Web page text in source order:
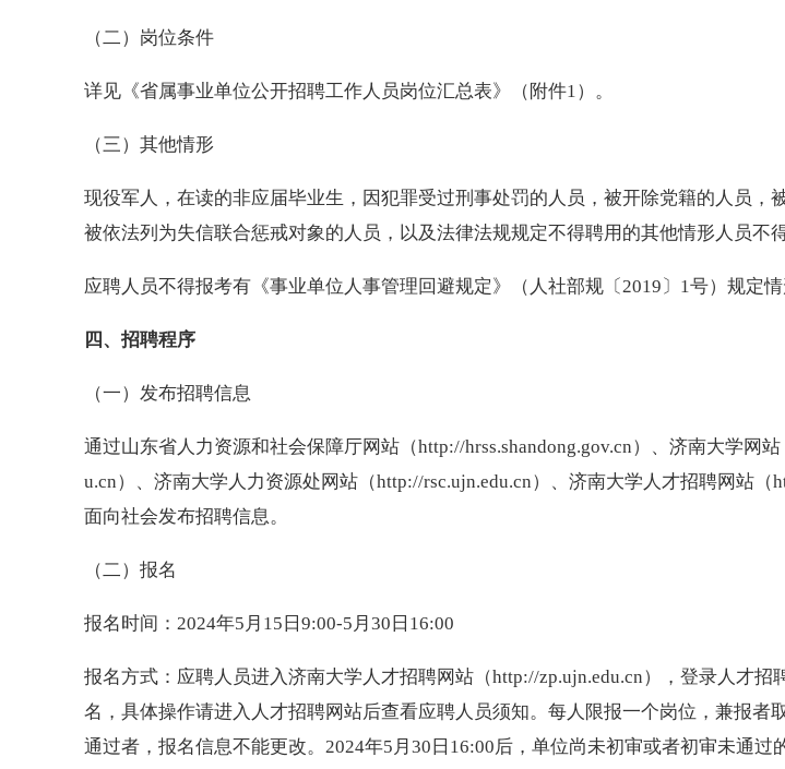
（二）岗位条件
详见《省属事业单位公开招聘工作人员岗位汇总表》（附件1）。
（三）其他情形
现役军人，在读的非应届毕业生，因犯罪受过刑事处罚的人员，被开除党籍的人员，
被依法列为失信联合惩戒对象的人员，以及法律法规规定不得聘用的其他情形人员不得
应聘人员不得报考有《事业单位人事管理回避规定》（人社部规〔2019〕1号）规定情
四、招聘程序
（一）发布招聘信息
通过山东省人力资源和社会保障厅网站（http://hrss.shandong.gov.cn）、济南大学网
u.cn）、济南大学人力资源处网站（http://rsc.ujn.edu.cn）、济南大学人才招聘网站（
面向社会发布招聘信息。
（二）报名
报名时间：2024年5月15日9:00-5月30日16:00
报名方式：应聘人员进入济南大学人才招聘网站（http://zp.ujn.edu.cn），登录人才招
名，具体操作请进入人才招聘网站后查看应聘人员须知。每人限报一个岗位，兼报者
通过者，报名信息不能更改。2024年5月30日16:00后，单位尚未初审或者初审未通过